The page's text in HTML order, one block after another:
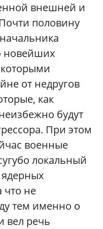
внешней и
половину
новейших
от недругов
как
будут
При этом
военные
локальный
что не
тем именно о
вел речь